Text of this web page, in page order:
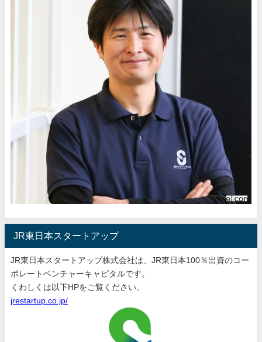
JR東日本スタートアップ
JR東日本スタートアップ株式会社は、JR東日本100％出資のコー
ポレートベンチャーキャピタルです。
くわしくは以下HPをご覧ください。
jrestartup.co.jp/